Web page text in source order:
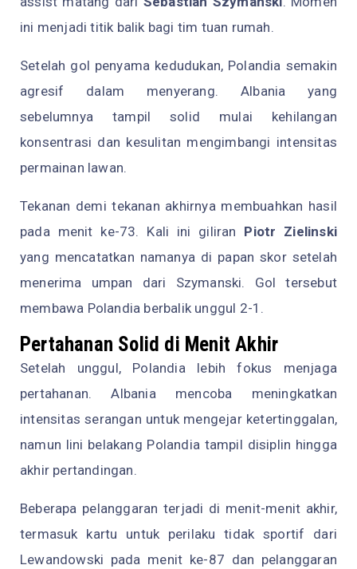
ini menjadi titik balik bagi tim tuan rumah.
Setelah gol penyama kedudukan, Polandia semakin
agresif dalam menyerang. Albania yang
sebelumnya tampil solid mulai kehilangan
konsentrasi dan kesulitan mengimbangi intensitas
permainan lawan.
Tekanan demi tekanan akhirnya membuahkan hasil
pada menit ke-73. Kali ini giliran Piotr Zielinski
yang mencatatkan namanya di papan skor setelah
menerima umpan dari Szymanski. Gol tersebut
membawa Polandia berbalik unggul 2-1.
Pertahanan Solid di Menit Akhir
Setelah unggul, Polandia lebih fokus menjaga
pertahanan. Albania mencoba meningkatkan
intensitas serangan untuk mengejar ketertinggalan,
namun lini belakang Polandia tampil disiplin hingga
akhir pertandingan.
Beberapa pelanggaran terjadi di menit-menit akhir,
termasuk kartu untuk perilaku tidak sportif dari
Lewandowski pada menit ke-87 dan pelanggaran